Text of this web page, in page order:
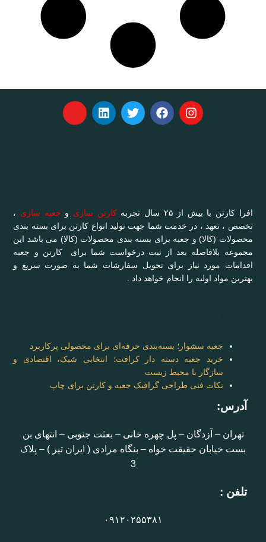
افرا کارتن با بیش از ۲۵ سال تجربه کارتن سازی و جعبه سازی ،
تخصص ، تعهد ، در خدمت شما جهت تولید انواع کارتن برای بسته بندی
محصولات (کالا) و جعبه برای بسته بندی محصولات (کالا) می باشد این
مجموعه بلافاصله بعد از ثبت درخواست شما برای کارتن و جعبه
اقدامات مورد نیاز برای تحویل سفارشات شما به صورت سریع و
بهترین مواد اولیه را انجام خواهد داد .
جعبه سشوار؛ بسته‌بندی حرفه‌ای برای محصولی پرکاربرد
خرید جعبه دسته دار کرافت؛ انتخابی شیک، اقتصادی و
سازگار با محیط زیست
نکات فنی طراحی گرافیک جعبه و کارتن برای چاپ
آدرس:
تهران – آزدگان – پل چهره خانی – بعثت جنوبی – انتهای بن
بست خیابان حقیقت خواه – بنگاه مرادی ( ایران تیر ) – پلاک
3
تلفن :
۰۹۱۲۰۲۵۵۳۸۱